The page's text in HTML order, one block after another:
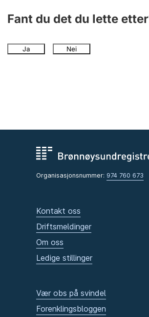
Fant du det du lette
Ja Nei
Organisasjonsnummer: 974 760 673
Kontakt oss
Driftsmeldinger
Om oss
Ledige stillinger
Vær obs på svindel
Forenklingsbloggen